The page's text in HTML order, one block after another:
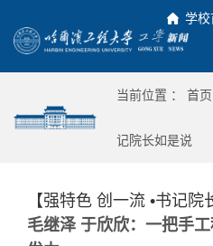
学校
当前位置 ： 首页
记院长如是说
【强特色 创一流 •书记院
毛继泽 于欣欣：一把手